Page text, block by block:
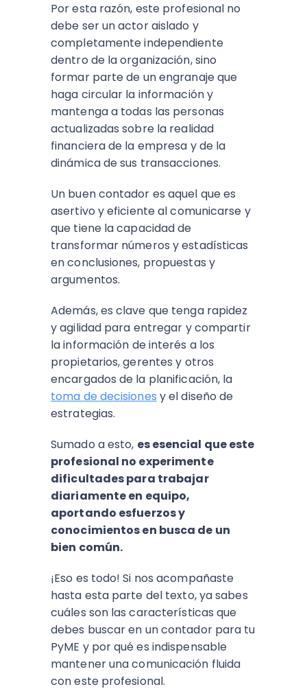
Por esta razón, este profesional no
debe ser un actor aislado y
completamente independiente
dentro de la organización, sino
formar parte de un engranaje que
haga circular la información y
mantenga a todas las personas
actualizadas sobre la realidad
financiera de la empresa y de la
dinámica de sus transacciones.
Un buen contador es aquel que es
asertivo y eficiente al comunicarse y
que tiene la capacidad de
transformar números y estadísticas
en conclusiones, propuestas y
argumentos.
Además, es clave que tenga rapidez
y agilidad para entregar y compartir
la información de interés a los
propietarios, gerentes y otros
encargados de la planificación, la
toma de decisiones y el diseño de
estrategias.
Sumado a esto, es esencial que este
profesional no experimente
dificultades para trabajar
diariamente en equipo,
aportando esfuerzos y
conocimientos en busca de un
bien común.
¡Eso es todo! Si nos acompañaste
hasta esta parte del texto, ya sabes
cuáles son las características que
debes buscar en un contador para tu
PyME y por qué es indispensable
mantener una comunicación fluida
con este profesional.